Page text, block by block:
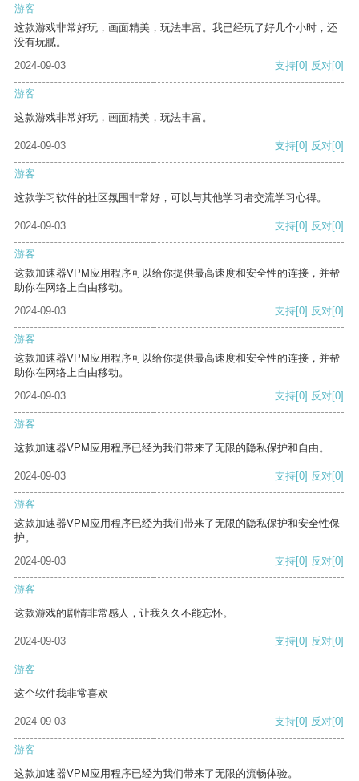
游客
这款游戏非常好玩，画面精美，玩法丰富。我已经玩了好几个小时，还
没有玩腻。
2024-09-03
支持[0] 反对[0]
游客
这款游戏非常好玩，画面精美，玩法丰富。
2024-09-03 支持[0] 反对[0]
游客
这款学习软件的社区氛围非常好，可以与其他学习者交流学习心得。
2024-09-03 支持[0] 反对[0]
游客
这款加速器VPM应用程序可以给你提供最高速度和安全性的连接，并帮
助你在网络上自由移动。
2024-09-03
支持[0] 反对[0]
游客
这款加速器VPM应用程序可以给你提供最高速度和安全性的连接，并帮
助你在网络上自由移动。
2024-09-03
支持[0] 反对[0]
游客
这款加速器VPM应用程序已经为我们带来了无限的隐私保护和自由。
2024-09-03 支持[0] 反对[0]
游客
这款加速器VPM应用程序已经为我们带来了无限的隐私保护和安全性保
护。
2024-09-03
支持[0] 反对[0]
游客
这款游戏的剧情非常感人，让我久久不能忘怀。
2024-09-03 支持[0] 反对[0]
游客
这个软件我非常喜欢
2024-09-03 支持[0] 反对[0]
游客
这款加速器VPM应用程序已经为我们带来了无限的流畅体验。